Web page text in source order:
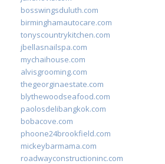
bosswingsduluth.com
birminghamautocare.com
tonyscountrykitchen.com
jbellasnailspa.com
mychaihouse.com
alvisgrooming.com
thegeorginaestate.com
blythewoodseafood.com
paolosdelibangkok.com
bobacove.com
phoone24brookfield.com
mickeybarmama.com
roadwayconstructioninc.com